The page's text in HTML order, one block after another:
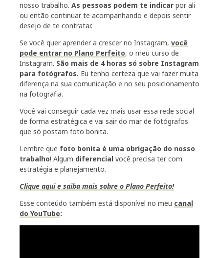
nosso trabalho. As pessoas podem te indicar por ali
ou então continuar te acompanhando e depois sentir
desejo de te contratar.
Se você quer aprender a crescer no Instagram, você
pode entrar no Plano Perfeito, o meu curso de
Instagram. São mais de 4 horas só sobre Instagram
para fotógrafos. Eu tenho certeza que vai fazer muita
diferença na sua comunicação e no seu posicionamento
na fotografia.
Você vai conseguir cada vez mais usar essa rede social
de forma estratégica e vai sair do mar de fotógrafos
que só postam foto bonita.
Lembre que foto bonita é uma obrigação do nosso
trabalho! Algum diferencial você precisa ter com
estratégia e planejamento.
Clique aqui e saiba mais sobre o Plano Perfeito!
Esse conteúdo também está disponível no meu canal
do YouTube: